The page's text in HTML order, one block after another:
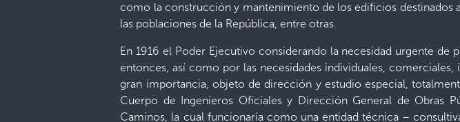
como la construcción y mantenimiento de los edificios destinados
las poblaciones de la República, entre otras.
En 1916 el Poder Ejecutivo considerando la necesidad urgente
entonces, así como por las necesidades individuales,
gran importancia, objeto de dirección y estudio especial,
Cuerpo de Ingenieros Oficiales y Dirección General de Obras
Caminos, la cual funcionaría como una entidad técnica –